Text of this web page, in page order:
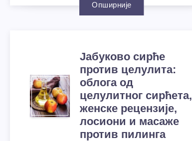
Опширније
Јабуково сирће
против целулита:
облога од
целулитног сирћета,
женске рецензије,
лосиони и масаже
против пилинга